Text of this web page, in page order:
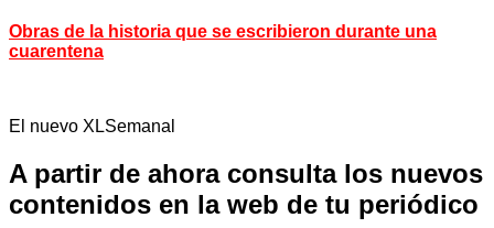
Obras de la historia que se escribieron durante una
cuarentena
El nuevo XLSemanal
A partir de ahora consulta los nuevos
contenidos en la web de tu periódico